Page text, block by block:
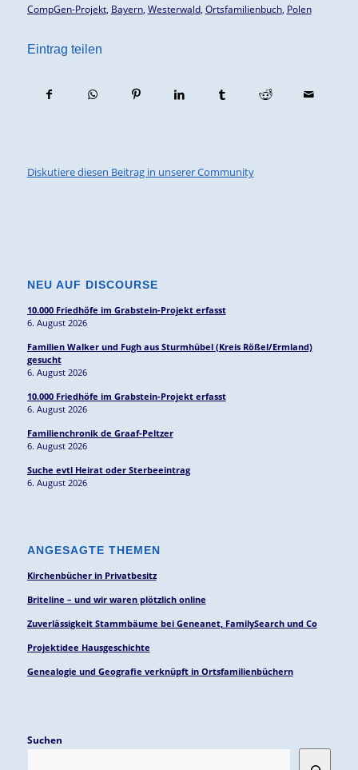
CompGen-Projekt, Bayern, Westerwald, Ortsfamilienbuch, Polen
Eintrag teilen
Diskutiere diesen Beitrag in unserer Community
NEU AUF DISCOURSE
10.000 Friedhöfe im Grabstein-Projekt erfasst
6. August 2026
Familien Walker und Fugh aus Sturmhübel (Kreis Rößel/Ermland)
gesucht
6. August 2026
10.000 Friedhöfe im Grabstein-Projekt erfasst
6. August 2026
Familienchronik de Graaf-Peltzer
6. August 2026
Suche evtl Heirat oder Sterbeeintrag
6. August 2026
ANGESAGTE THEMEN
Kirchenbücher in Privatbesitz
Briteline – und wir waren plötzlich online
Zuverlässigkeit Stammbäume bei Geneanet, FamilySearch und Co
Projektidee Hausgeschichte
Genealogie und Geografie verknüpft in Ortsfamilienbüchern
Suchen